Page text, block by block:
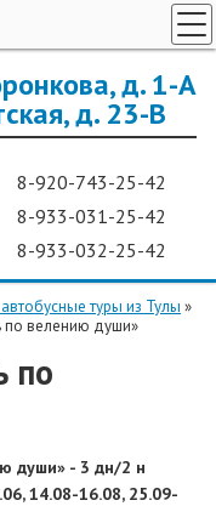
д. 1-А
д. 23-В
8-920-743-25-42
8-933-031-25-42
8-933-032-25-42
туры из Тулы »
по велению души»
по
души» - 3 дн/2 н
14.08-16.08, 25.09-